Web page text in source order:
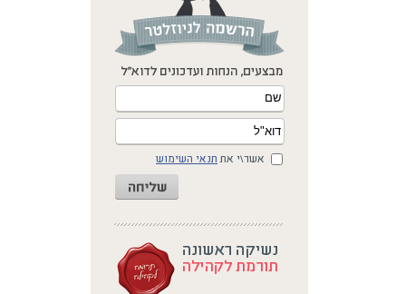
אשר\י את תנאי השימוש